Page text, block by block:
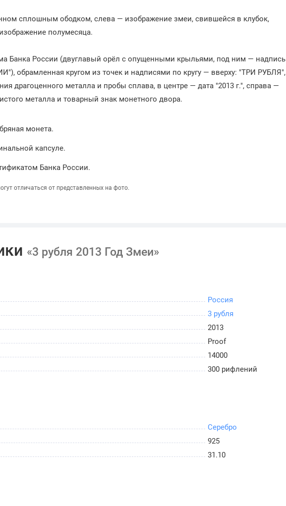
сплошным ободком, слева — изображение змеи, свившейся в клубок,
полумесяца.
Банка России (двуглавый орёл с опущенными крыльями, под ним — надпись
обрамленная кругом из точек и надписями по кругу — вверху: "ТРИ РУБЛЯ",
драгоценного металла и пробы сплава, в центре — дата "2013 г.", справа —
металла и товарный знак монетного двора.
монета.
капсуле.
Банка России.
отличаться от представленных на фото.
«3 рубля 2013 Год Змеи»
Россия
3 рубля
2013
Proof
14000
300 рифлений
Серебро
925
31.10